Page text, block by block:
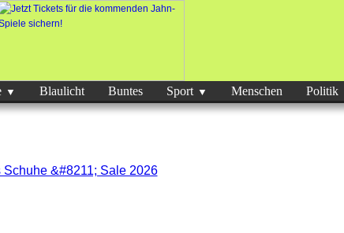
Blaulicht Buntes Sport Menschen Politik